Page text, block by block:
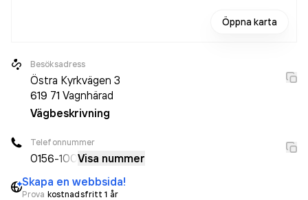
Öppna karta
Besöksadress
Östra Kyrkvägen 3
619 71 Vagnhärad
Vägbeskrivning
Telefonnummer
0156-100Visa nummer
Skapa en webbsida!
Prova kostnadsfritt 1 år